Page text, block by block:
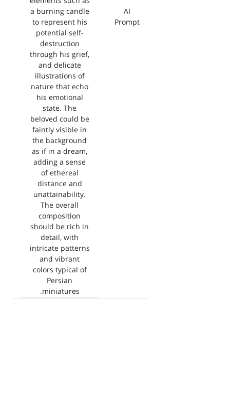
AI
Prompt
a burning candle
to represent his
potential self-
destruction
through his grief,
and delicate
illustrations of
nature that echo
his emotional
state. The
beloved could be
faintly visible in
the background
as if in a dream,
adding a sense
of ethereal
distance and
unattainability.
The overall
composition
should be rich in
detail, with
intricate patterns
and vibrant
colors typical of
Persian
miniatures.